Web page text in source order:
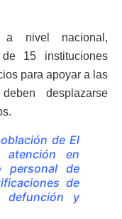
a nivel nacional,
15 instituciones
para apoyar a las
desplazarse
de El
atención en
personal de
de
defunción y